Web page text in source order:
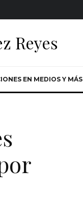
Reyes
EN MEDIOS Y MÁS